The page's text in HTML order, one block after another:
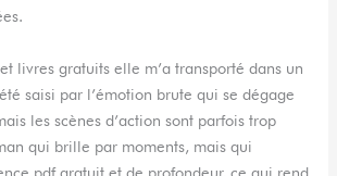
livres gratuits elle m’a transporté dans un
saisi par l’émotion brute qui se dégage
les scènes d’action sont parfois trop
qui brille par moments, mais qui
pdf gratuit et de profondeur, ce qui rend